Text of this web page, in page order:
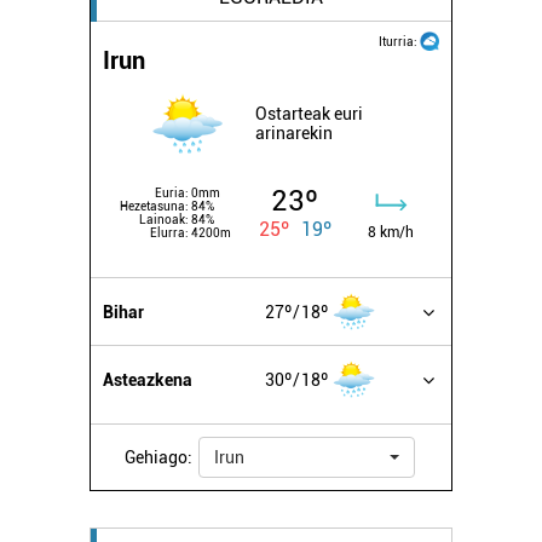
Iturria:
Irun
Ostarteak euri
arinarekin
Euria: 0mm
Hezetasuna: 84%
Lainoak: 84%
Elurra: 4200m
23º
25º 19º 8 km/h
Bihar 27º 18º
Asteazkena 30º 18º
Gehiago: Irun